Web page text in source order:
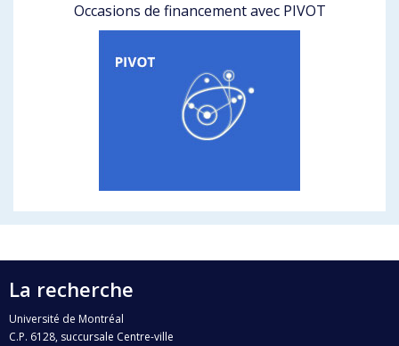
Occasions de financement avec PIVOT
La recherche
Université de Montréal
C.P. 6128, succursale Centre-ville